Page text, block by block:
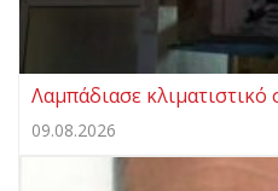
Λαμπάδιασε
09.08.2026